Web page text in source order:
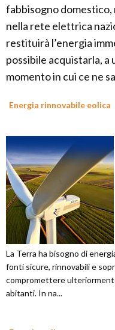
fabbisogno
nella rete elettrica
restituirà l’energia
possibile acquistarla,
momento in cui ce ne
Energia rinnovabile eolica
La Terra ha bisogno di
fonti sicure, rinnovabili e
compromettere
abitanti. In na...